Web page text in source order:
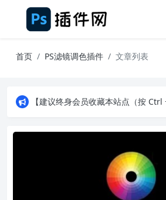
首页 PS滤镜调色插件
文章列表
【建议终身会员收藏本站点（按 Ctrl + D）】PS插件网工作